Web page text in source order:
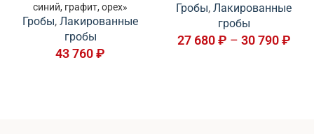
синий, графит, орех»
Гробы, Лакированные
гробы
43 760₽
Гробы, Лакированные
гробы
27 680₽ – 30 790₽